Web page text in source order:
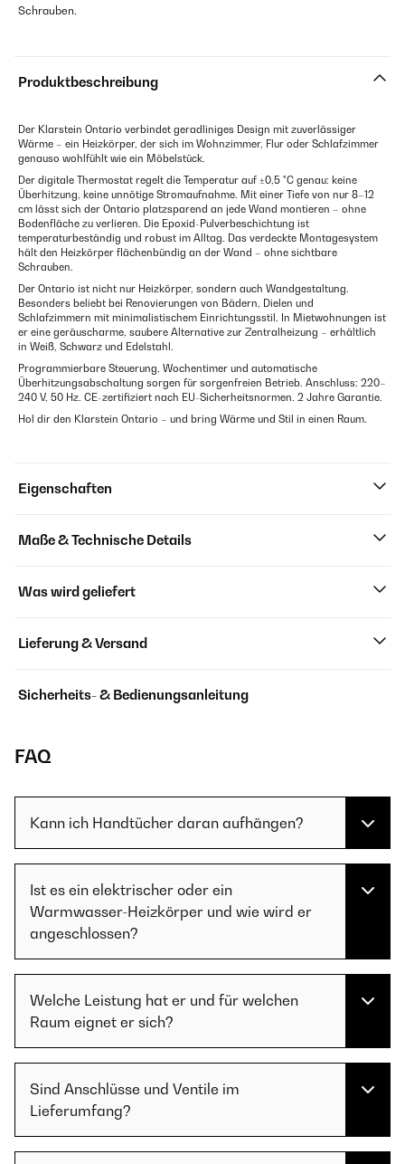
Schrauben.
Produktbeschreibung
Der Klarstein Ontario verbindet geradliniges Design mit zuverlässiger
Wärme – ein Heizkörper, der sich im Wohnzimmer, Flur oder Schlafzimmer
genauso wohlfühlt wie ein Möbelstück.
Der digitale Thermostat regelt die Temperatur auf ±0,5 °C genau: keine
Überhitzung, keine unnötige Stromaufnahme. Mit einer Tiefe von nur 8–12
cm lässt sich der Ontario platzsparend an jede Wand montieren – ohne
Bodenfläche zu verlieren. Die Epoxid-Pulverbeschichtung ist
temperaturbeständig und robust im Alltag. Das verdeckte Montagesystem
hält den Heizkörper flächenbündig an der Wand – ohne sichtbare
Schrauben.
Der Ontario ist nicht nur Heizkörper, sondern auch Wandgestaltung.
Besonders beliebt bei Renovierungen von Bädern, Dielen und
Schlafzimmern mit minimalistischem Einrichtungsstil. In Mietwohnungen ist
er eine geräuscharme, saubere Alternative zur Zentralheizung – erhältlich
in Weiß, Schwarz und Edelstahl.
Programmierbare Steuerung, Wochentimer und automatische
Überhitzungsabschaltung sorgen für sorgenfreien Betrieb. Anschluss: 220–
240 V, 50 Hz. CE-zertifiziert nach EU-Sicherheitsnormen. 2 Jahre Garantie.
Hol dir den Klarstein Ontario – und bring Wärme und Stil in einen Raum.
Eigenschaften
Maße & Technische Details
Was wird geliefert
Lieferung & Versand
Sicherheits- & Bedienungsanleitung
FAQ
Kann ich Handtücher daran aufhängen?
Ist es ein elektrischer oder ein
Warmwasser-Heizkörper und wie wird er
angeschlossen?
Welche Leistung hat er und für welchen
Raum eignet er sich?
Sind Anschlüsse und Ventile im
Lieferumfang?